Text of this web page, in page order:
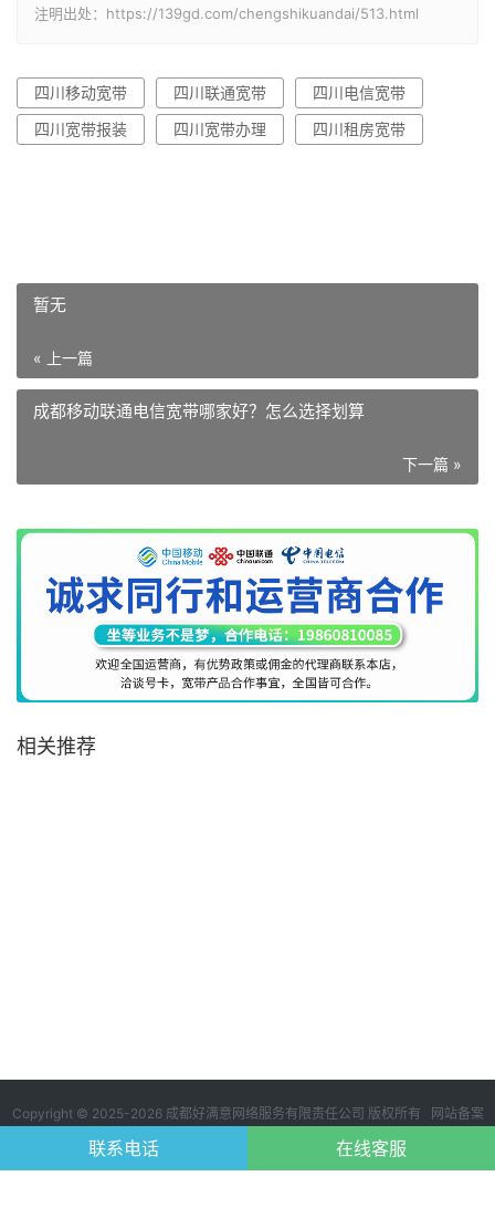
注明出处：https://139gd.com/chengshikuandai/513.html
四川移动宽带 四川联通宽带
四川电信宽带
四川宽带报装
四川宽带办理 四川租房宽带
暂无
« 上一篇
成都移动联通电信宽带哪家好？怎么选择划算
下一篇 »
相关推荐
Copyright © 2025-2026 成都好满意网络服务有限责任公司 版权所有 网站备案
号：
123
联系电话 在线客服